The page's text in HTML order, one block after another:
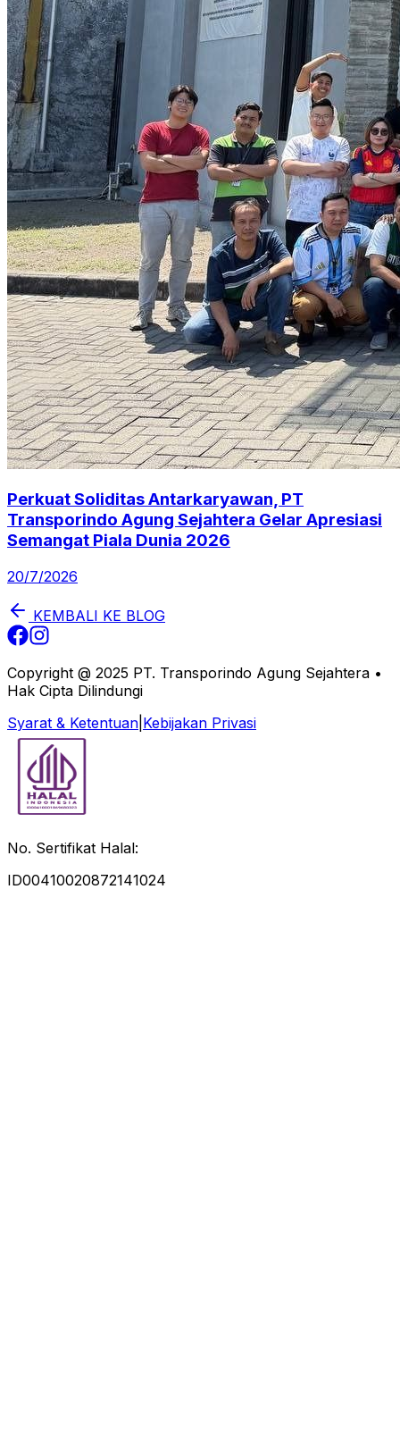
Perkuat Soliditas Antarkaryawan, PT
Transporindo Agung Sejahtera Gelar Apresiasi
Semangat Piala Dunia 2026
20/7/2026
KEMBALI KE BLOG
Copyright @ 2025 PT. Transporindo Agung Sejahtera •
Hak Cipta Dilindungi
Syarat & Ketentuan Kebijakan Privasi
No. Sertifikat Halal:
ID00410020872141024